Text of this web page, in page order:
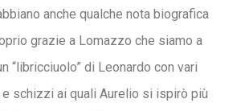
anche qualche nota biografica
grazie a Lomazzo che siamo a
“libricciuolo” di Leonardo con vari
schizzi ai quali Aurelio si ispirò più